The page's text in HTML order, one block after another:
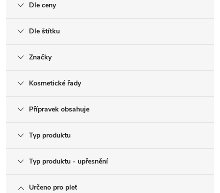
Dle ceny
Dle štítku
Značky
Kosmetické řady
Přípravek obsahuje
Typ produktu
Typ produktu - upřesnění
Určeno pro pleť